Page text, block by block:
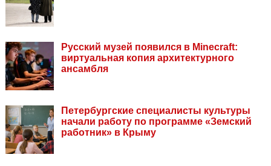
Русский музей появился в Minecraft:
виртуальная копия архитектурного
ансамбля
Петербургские специалисты культуры
начали работу по программе «Земский
работник» в Крыму